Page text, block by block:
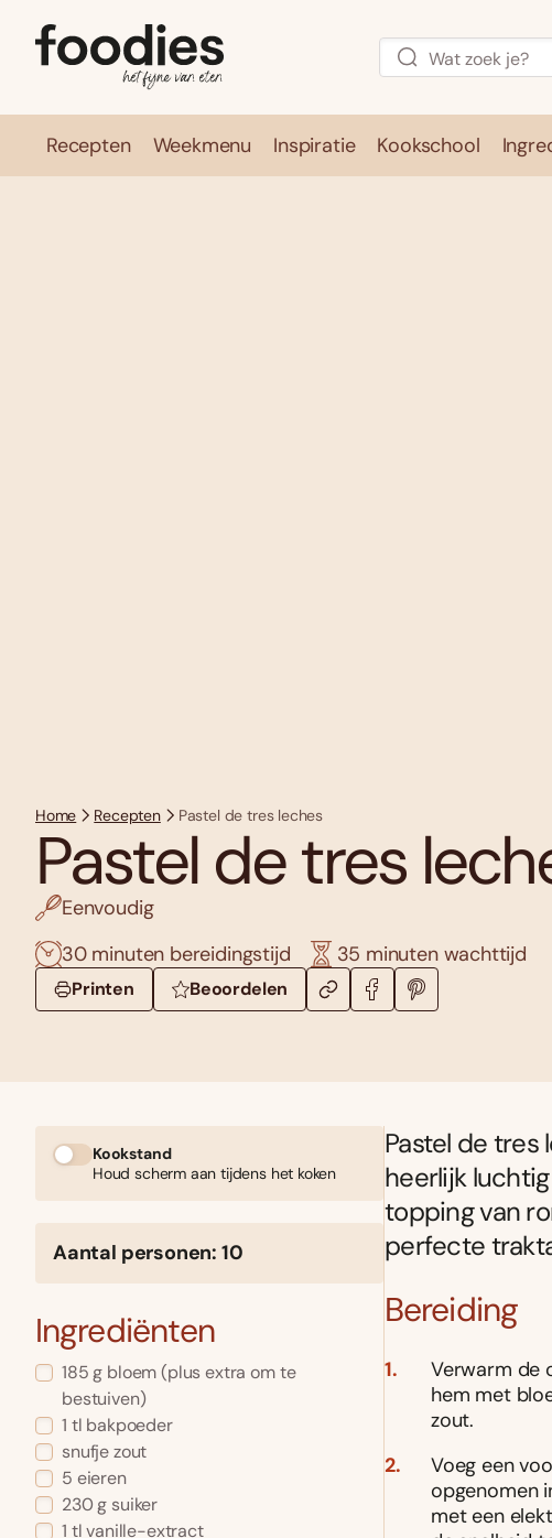
Recepten Weekmenu Inspiratie Kookschool
Home Recepten Pastel de tres leches
Pastel de tres
Eenvoudig
30 minuten bereidingstijd
35 minuten wachttijd
Printen Beoordelen
Kookstand
Houd scherm aan tijdens het koken
Aantal personen: 10
Ingrediënten
185 g bloem (plus extra om te
bestuiven)
1 tl bakpoeder
snufje zout
5 eieren
230 g suiker
1 tl vanille-extract
Pastel de tres
heerlijk
topping van
perfecte
Bereiding
Verwarm de
hem met
zout.
Voeg een
opgenomen
met een